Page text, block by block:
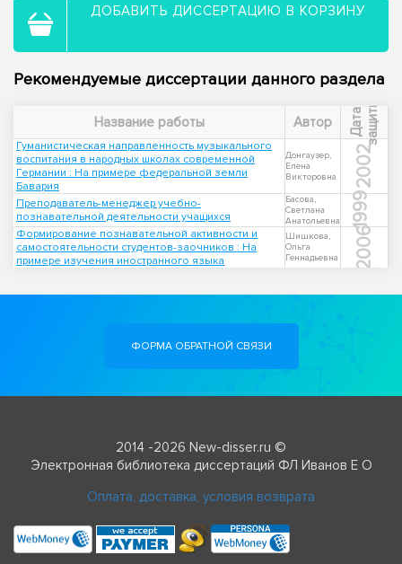
ДОБАВИТЬ ДИССЕРТАЦИЮ В КОРЗИНУ
Рекомендуемые диссертации данного раздела
Название работы Автор Д
а
т
а
з
а
щ
и
т ы
Гуманистическая направленность музыкального
воспитания в народных школах современной
Германии : На примере федеральной земли
Бавария
Донгаузер,
Елена
Викторовна
2002
Преподаватель-менеджер учебно-
познавательной деятельности учащихся
Басова,
Светлана
Анатольевна
1999
Формирование познавательной активности и
самостоятельности студентов-заочников : На
примере изучения иностранного языка
Шишкова,
Ольга
Геннадьевна
2006
ФОРМА ОБРАТНОЙ СВЯЗИ
2014 -2026 New-disser.ru ©
Электронная библиотека диссертаций ФЛ Иванов Е О
Оплата, доставка, условия возврата